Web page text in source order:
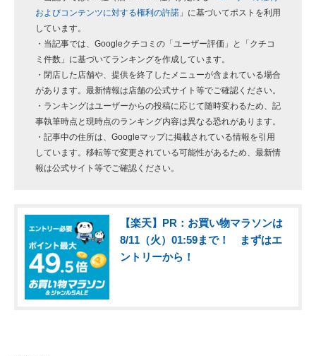
およびコンテンツに対する権利の許諾 」に基づいてポストを利用
しています。
・当記事では、Googleクチコミの「ユーザー評価」と「クチコ
ミ件数」に基づいてランキングを作成しています。
・閉店した店舗や、提供を終了したメニューが含まれている場合
があります。最新情報は店舗の公式サイト等でご確認ください。
・ランキングはユーザーからの投稿に応じて随時変わるため、記
事執筆時点と現時点のランキング内容は異なる恐れがあります。
・記事中の住所は、Googleマップに掲載されている情報を引用
しています。移転等で変更されている可能性があるため、最新情
報は公式サイト等でご確認ください。
【楽天】PR：お買い物マラソンは
8/11（火）01:59まで！ まずはエ
ントリーから！